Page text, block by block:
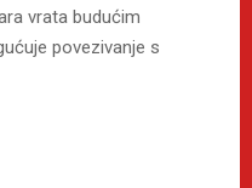
vrata budućim
povezivanje s